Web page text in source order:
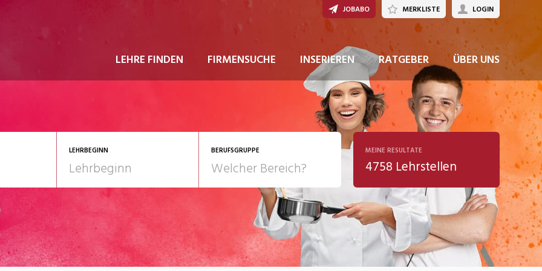
LEHRE FINDEN FIRMENSUCHE INSERIEREN RATGEBER ÜBER UNS
JOBABO MERKLISTE LOGIN
LEHRBEGINN BERUFSGRUPPE
Gesundheit/Pflege/Soziales
Telco
Kultur
MEINE RESULTATE
4758 Lehrstellen
JETZT BEWERBEN